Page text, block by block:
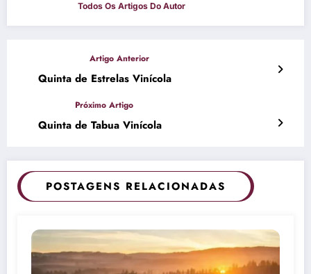
Quinta de Estrelas Vinícola
Quinta de Tabua Vinícola
POSTAGENS RELACIONADAS